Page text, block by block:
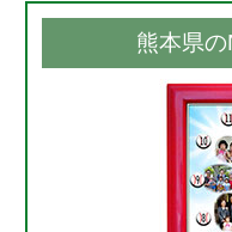
熊本県